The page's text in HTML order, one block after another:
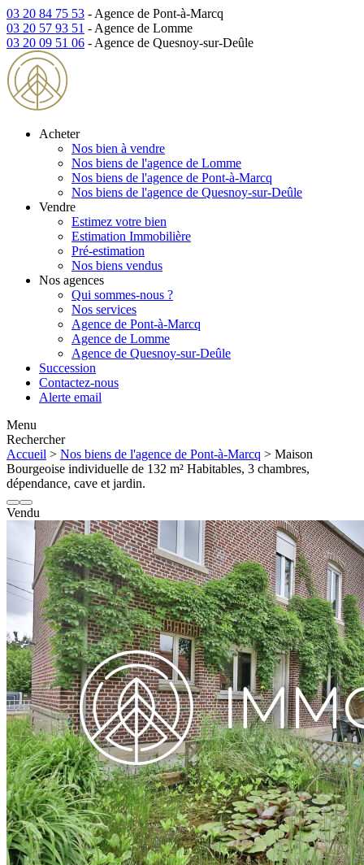
03 20 84 75 53 - Agence de Pont-à-Marcq
03 20 57 93 51 - Agence de Lomme
03 20 09 51 06 - Agence de Quesnoy-sur-Deûle
Acheter
Nos bien à vendre
Nos biens de l'agence de Lomme
Nos biens de l'agence de Pont-à-Marcq
Nos biens de l'agence de Quesnoy-sur-Deûle
Vendre
Estimez votre bien
Estimation Immobilière
Pré-estimation
Nos biens vendus
Nos agences
Qui sommes-nous ?
Nos services
Agence de Pont-à-Marcq
Agence de Lomme
Agence de Quesnoy-sur-Deûle
Succession
Contactez-nous
Alerte email
Menu
Rechercher
Accueil > Nos biens de l'agence de Pont-à-Marcq > Maison
Bourgeoise individuelle de 132 m² Habitables, 3 chambres,
dépendance, cave et jardin.
Vendu